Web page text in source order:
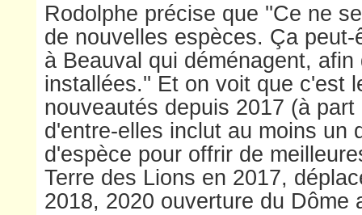
Rodolphe précise que ''Ce ne
de nouvelles espèces. Ça
à Beauval qui déménagent, afin
installées.'' Et on voit que c'est
nouveautés depuis 2017 (à
d'entre-elles inclut au moins un
d'espèce pour offrir de
Terre des Lions en 2017,
2018, 2020 ouverture du Dôme